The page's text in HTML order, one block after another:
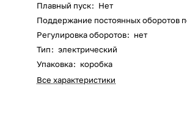
Плавный пуск: Нет
Поддержание постоянных оборотов
Регулировка оборотов: нет
Тип: электрический
Упаковка: коробка
Все характеристики
об оплате Плайтом
25